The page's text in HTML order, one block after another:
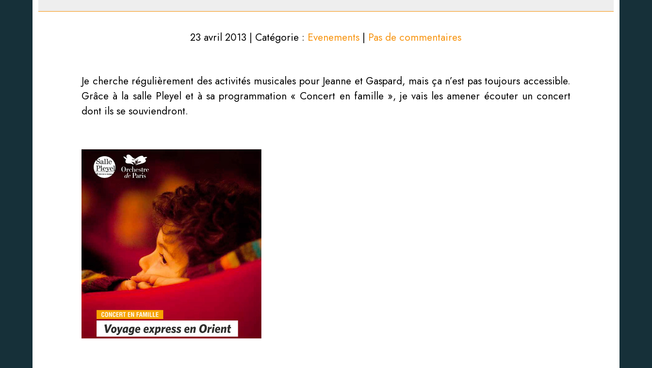
23 avril 2013 | Catégorie : Evenements | Pas de commentaires
Je cherche régulièrement des activités musicales pour Jeanne et Gaspard, mais ça n’est pas toujours accessible.
Grâce à la salle Pleyel et à sa programmation « Concert en famille », je vais les amener écouter un concert
dont ils se souviendront.